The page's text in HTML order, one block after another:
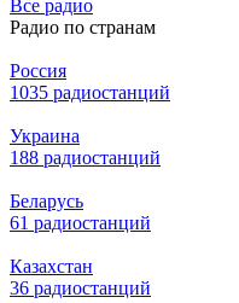
Все радио
Радио по странам
Россия
1035 радиостанций
Украина
188 радиостанций
Беларусь
61 радиостанций
Казахстан
36 радиостанций